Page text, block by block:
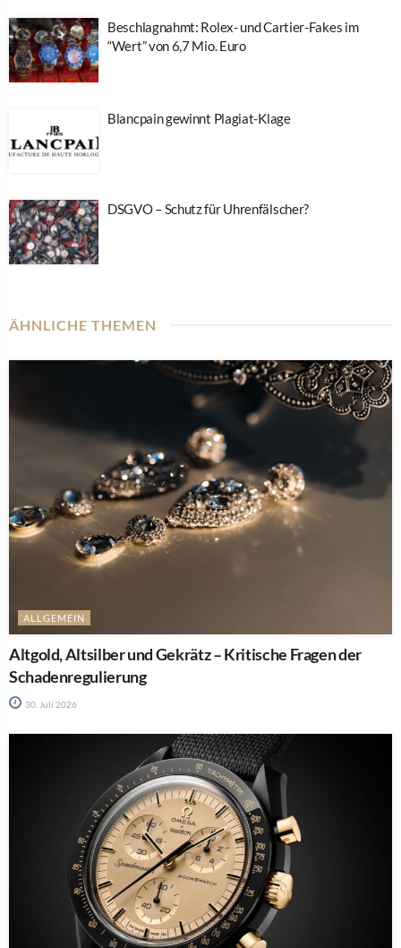
Beschlagnahmt: Rolex- und Cartier-Fakes im
“Wert” von 6,7 Mio. Euro
Blancpain gewinnt Plagiat-Klage
DSGVO – Schutz für Uhrenfälscher?
ÄHNLICHE THEMEN
ALLGEMEIN
Altgold, Altsilber und Gekrätz – Kritische Fragen der
Schadenregulierung
30. Juli 2026